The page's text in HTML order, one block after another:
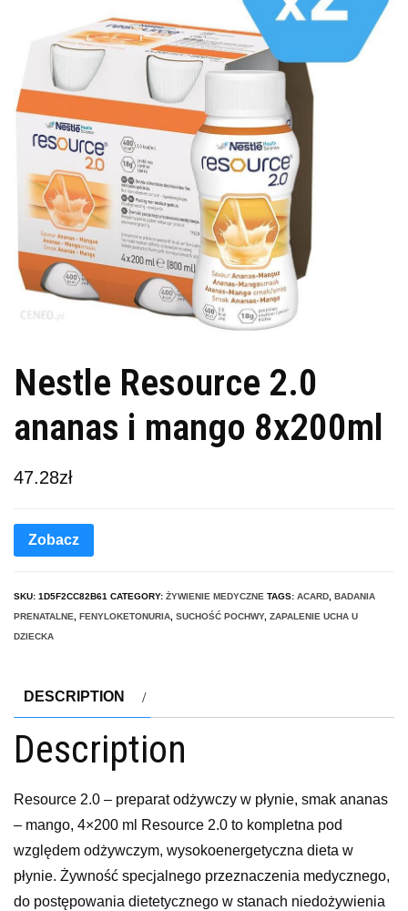
Nestle Resource 2.0
ananas i mango 8x200ml
47.28zł
Zobacz
SKU: 1D5F2CC82B61 CATEGORY: ŻYWIENIE MEDYCZNE TAGS: ACARD BADANIA
PRENATALNE
FENYLOKETONURIA SUCHOŚĆ POCHWY, ZAPALENIE UCHA U
DZIECKA
DESCRIPTION
Description
Resource 2.0 – preparat odżywczy w płynie, smak ananas
– mango, 4×200 ml Resource 2.0 to kompletna pod
względem odżywczym, wysokoenergetyczna dieta w
płynie. Żywność specjalnego przeznaczenia medycznego,
do postępowania dietetycznego w stanach niedożywienia